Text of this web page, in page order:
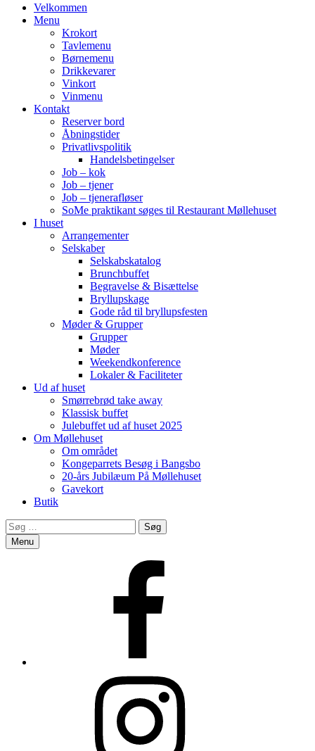
Primary
Menu
Velkommen
Menu
Krokort
Tavlemenu
Børnemenu
Drikkevarer
Vinkort
Vinmenu
Kontakt
Reserver bord
Åbningstider
Privatlivspolitik
Handelsbetingelser
Job – kok
Job – tjener
Job – tjenerafløser
SoMe praktikant søges til Restaurant Møllehuset
I huset
Arrangementer
Selskaber
Selskabskatalog
Brunchbuffet
Begravelse & Bisættelse
Bryllupskage
Gode råd til bryllupsfesten
Møder & Grupper
Grupper
Møder
Weekendkonference
Lokaler & Faciliteter
Ud af huset
Smørrebrød take away
Klassisk buffet
Julebuffet ud af huset 2025
Om Møllehuset
Om området
Kongeparrets Besøg i Bangsbo
20-års Jubilæum På Møllehuset
Gavekort
Butik
Search
Søg
efter:
Menu